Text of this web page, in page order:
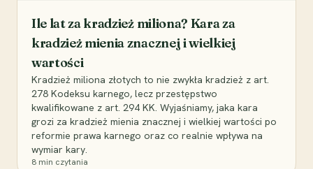
Ile lat za kradzież miliona? Kara za
kradzież mienia znacznej i wielkiej
wartości
Kradzież miliona złotych to nie zwykła kradzież z art.
278 Kodeksu karnego, lecz przestępstwo
kwalifikowane z art. 294 KK. Wyjaśniamy, jaka kara
grozi za kradzież mienia znacznej i wielkiej wartości po
reformie prawa karnego oraz co realnie wpływa na
wymiar kary.
8 min czytania